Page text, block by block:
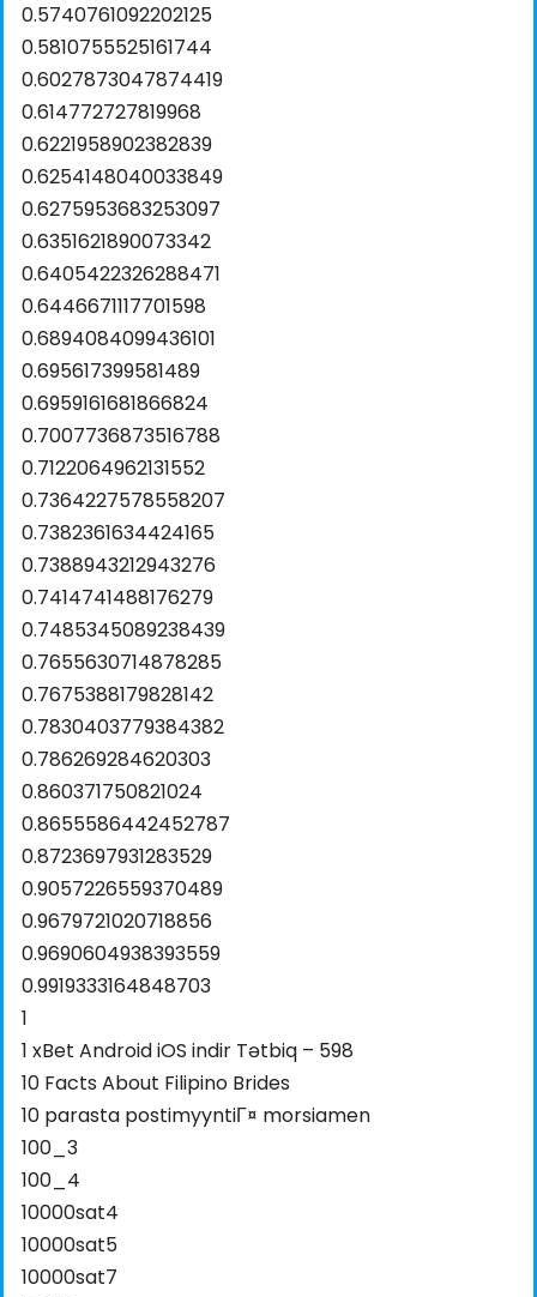
0.5740761092202125
0.5810755525161744
0.6027873047874419
0.614772727819968
0.6221958902382839
0.6254148040033849
0.6275953683253097
0.6351621890073342
0.6405422326288471
0.6446671117701598
0.6894084099436101
0.695617399581489
0.6959161681866824
0.7007736873516788
0.7122064962131552
0.7364227578558207
0.7382361634424165
0.7388943212943276
0.7414741488176279
0.7485345089238439
0.7655630714878285
0.7675388179828142
0.7830403779384382
0.786269284620303
0.860371750821024
0.8655586442452787
0.8723697931283529
0.9057226559370489
0.9679721020718856
0.9690604938393559
0.9919333164848703
1
1 xBet Android iOS indir Tətbiq – 598
10 Facts About Filipino Brides
10 parasta postimyyntiГ¤ morsiamen
100_3
100_4
10000sat4
10000sat5
10000sat7